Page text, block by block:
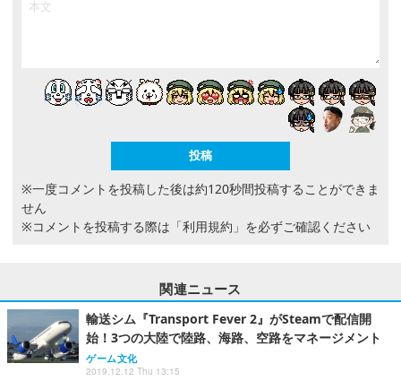
※一度コメントを投稿した後は約120秒間投稿することができま
せん
※コメントを投稿する際は 「利用規約」 を必ずご確認ください
関連ニュース
輸送シム『Transport Fever 2』がSteamで配信開
始！3つの大陸で陸路、海路、空路をマネージメント
ゲーム文化
2019.12.12 Thu 13:15